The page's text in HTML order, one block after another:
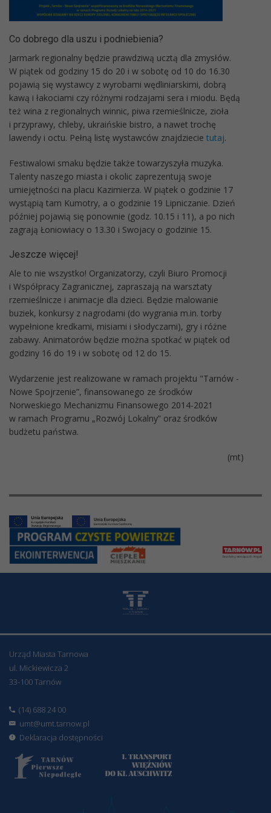
Co dobrego dla uszu i podniebienia?
Jarmark regionalny będzie prawdziwą ucztą dla zmysłów.
W piątek od godziny 15 do 20 i w sobotę od 10 do 16.30
pojawią się wystawcy z wyrobami wędliniarskimi, dobrą
kawą i łakociami czy różnymi rodzajami sera i miodu. Będą
też wina z regionalnych winnic, piwa rzemieślnicze, zioła
i przyprawy, chleby, ukraińskie bistro, a nawet trochę
lawendy i octu. Pełną listę wystawców znajdziecie tutaj.
Festiwalowi smaku będzie także towarzyszyła muzyka.
Talenty naszego miasta i okolic zaprezentują swoje
umiejętności na placu Kazimierza. W piątek o godzinie 17
wystąpią tam Kumotry, a o godzinie 19 Lipniczanie. Dzień
później pojawią się ponownie (godz. 10.15 i 11), a po nich
zagrają Łoniowiacy o 13.30 i Swojacy o godzinie 15.
Jeszcze więcej!
Ale to nie wszystko! Organizatorzy, czyli Biuro Promocji
i Współpracy Zagranicznej, zapraszają na warsztaty
rzemieślnicze i animacje dla dzieci. Będzie malowanie
buziek, konkursy z nagrodami (do wygrania m.in. torby
wypełnione kredkami, misiami i słodyczami), gry i różne
zabawy. Animatorów będzie można spotkać w piątek od
godziny 16 do 19 i w sobotę od 12 do 15.
Wydarzenie jest realizowane w ramach projektu "Tarnów -
Nowe Spojrzenie”, finansowanego ze środków
Norweskiego Mechanizmu Finansowego 2014-2021
w ramach Programu „Rozwój Lokalny” oraz środków
budżetu państwa.
(mt)
Urząd Miasta Tarnowa
ul. Mickiewicza 2
33-100 Tarnów
(14) 688 24 00
umt@umt.tarnow.pl
Deklaracja dostępności